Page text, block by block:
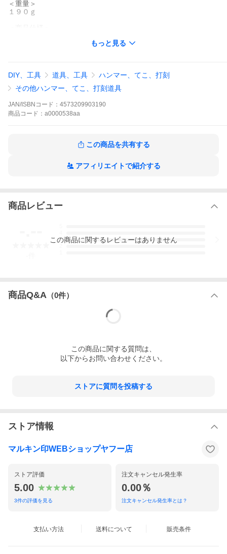
＜重量＞
１９０ｇ
＜生産国＞
日本
＜メーカー＞
金井産業株式会社
※製造元とは異なります。
Made in 燕三条
・料金は先払いとなります、購入にかかる手数料はお客様ご負担
・柄入れに関しては入金確認後になります。その為、メーカー欠
・受注生産のため、発送はご注文を受けて入金確認後から2〜3週
もっと見る
DIY、工具 道具、工具
ハンマー、てこ、打刻
その他ハンマー、てこ、打刻道具
JAN/ISBNコード： 4573209903190
商品 コード： a0000538aa
この商品を共有する
アフィリエイトで紹介する
商品レビュー
3
この商品に関するレビューはありません
商品Q&A （0件）
この商品に関する質問は、
以下からお問い合わせください。
ストアに質問を投稿する
ストア情報
マルキン印WEBショップヤフー店
ストア評価
5.00
3件の評価を見る
注文キャンセル発生率
0.00％
注文キャンセル発生率とは？
支払い方法 送料について 販売条件